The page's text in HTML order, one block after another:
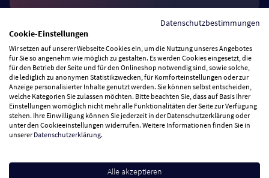
Vertrag widerrufen
Zahlungsarten
Wir versenden mit
Datenschutzbestimmungen
Cookie-Einstellungen
Wir setzen auf unserer Webseite Cookies ein, um die Nutzung unseres Angebotes
für Sie so angenehm wie möglich zu gestalten. Es werden Cookies eingesetzt, die
für den Betrieb der Seite und für den Onlineshop notwendig sind, sowie solche,
die lediglich zu anonymen Statistikzwecken, für Komforteinstellungen oder zur
Anzeige personalisierter Inhalte genutzt werden. Sie können selbst entscheiden,
welche Kategorien Sie zulassen möchten. Bitte beachten Sie, dass auf Basis Ihrer
Einstellungen womöglich nicht mehr alle Funktionalitäten der Seite zur Verfügung
stehen. Ihre Einwilligung können Sie jederzeit in der Datenschutzerklärung oder
unter den Cookieeinstellungen widerrufen. Weitere Informationen finden Sie in
unsererDatenschutzerklärung.
Alle akzeptieren